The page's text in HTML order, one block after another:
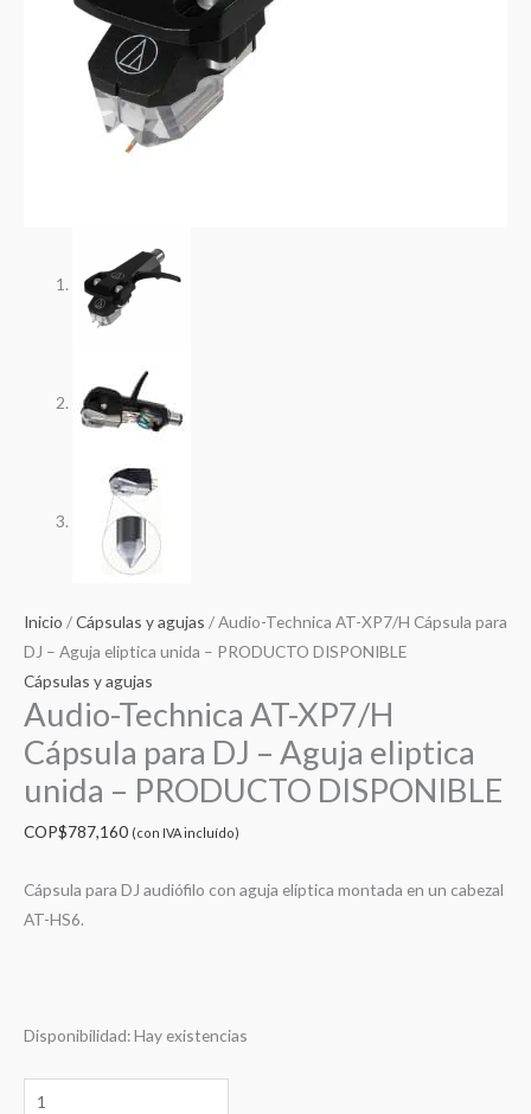
Inicio /Cápsulas y agujas / Audio-Technica AT-XP7/H Cápsula para
DJ – Aguja eliptica unida – PRODUCTO DISPONIBLE
Cápsulas y agujas
Audio-Technica AT-XP7/H
Cápsula para DJ – Aguja eliptica
unida – PRODUCTO DISPONIBLE
COP$787,160 (con IVA incluído)
Cápsula para DJ audiófilo con aguja elíptica montada en un cabezal
AT-HS6.
Disponibilidad:Hay existencias
PRODUCTO
DISPONIBLE